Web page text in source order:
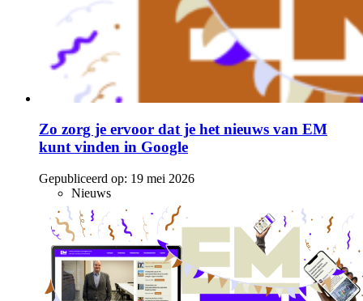
Zo zorg je ervoor dat je het nieuws van EM
kunt vinden in Google
Gepubliceerd op: 19 mei 2026
Nieuws